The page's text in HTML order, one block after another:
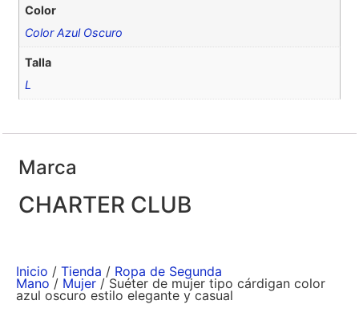
Color
Color Azul Oscuro
Talla
L
Marca
CHARTER CLUB
Inicio / Tienda / Ropa de Segunda
Mano / Mujer / Suéter de mujer tipo cárdigan color
azul oscuro estilo elegante y casual